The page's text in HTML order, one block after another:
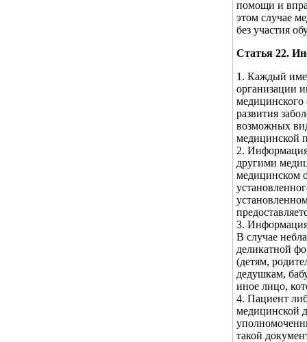
помощи и
этом случае
без участия
Статья 22.
1. Каждый
организации
медицинского
развития
возможных
медицинской
2. Информация
другими
медицинском
3. Информация
В случае
деликатной
(детям,
дедушкам,
иное лицо,
4. Пациент
медицинской
такой